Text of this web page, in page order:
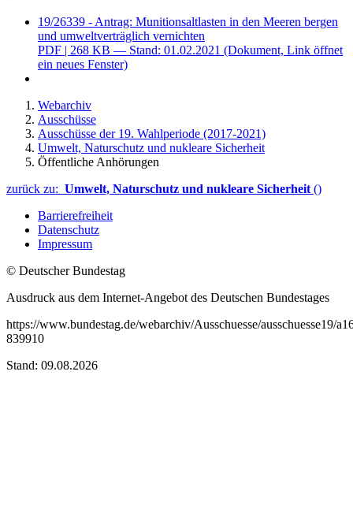
19/26339 - Antrag: Munitionsaltlasten in den Meeren bergen
und umweltverträglich vernichten
PDF | 268 KB — Stand: 01.02.2021 (Dokument, Link öffnet
ein neues Fenster)
Webarchiv
Ausschüsse
Ausschüsse der 19. Wahlperiode (2017-2021)
Umwelt, Naturschutz und nukleare Sicherheit
Öffentliche Anhörungen
zurück zu: Umwelt, Naturschutz und nukleare Sicherheit ()
Barrierefreiheit
Datenschutz
Impressum
© Deutscher Bundestag
Ausdruck aus dem Internet-Angebot des Deutschen Bundestages
https://www.bundestag.de/webarchiv/Ausschuesse/ausschuesse19/
839910
Stand: 09.08.2026